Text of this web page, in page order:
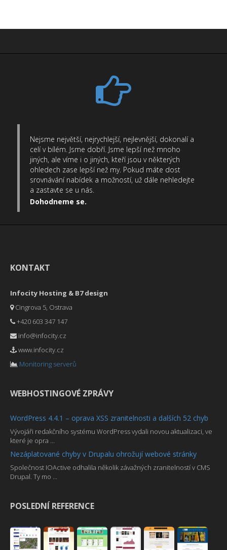
Nejsme největší, nejrychlejší, nejlevnější, dokonalí a
celí v bílém. Jsme dobří. Jsme lepší než mnoho
jiných, ale víme i o jiných, kteří jsou v některých
ohledech zase lepší než my. Pokud máte dost
srovnávání nabídek a možností, už dále nehledejte
a zastavte se u nás.
Dohodneme se.
KONTAKT
Infocity Hosting & B7 design
Cingrova 5, Ostrava
+420 603 347 147
info@infocity.cz
www.infocity.cz
Monitoring serverů
WEBHOSTINGOVÉ ZPRÁVY
WordPress 4.4.1 – oprava XSS zranitelnosti a dalších 52 chyb
Vývojáři redakčního systému WordPress vydali novou aktualizaci, ve
které je opra ...
Nezáplatované chyby v Drupalu ohrožují webové stránky
Společnost IOActive odhalila několik závažných zranitelností v CMS
Drupal. Ty mo ...
POSLEDNÍ REFERENCE